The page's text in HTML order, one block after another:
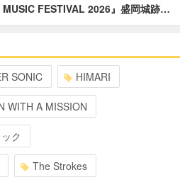
FESTIVAL 2026』盛岡城跡…
SONIC HIMARI
WITH A MISSION
ク
The Strokes